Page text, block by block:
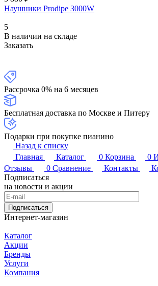
Наушники Prodipe 3000W
5
В наличии на складе
Заказать
Рассрочка 0% на 6 месяцев
Бесплатная доставка по Москве и Питеру
Подарки при покупке пианино
Назад к списку
Главная
Каталог 0 Корзина 0
Отзывы
0 Сравнение Контакты
Подписаться
на новости и акции
Подписаться
Интернет-магазин
Каталог
Акции
Бренды
Услуги
Компания